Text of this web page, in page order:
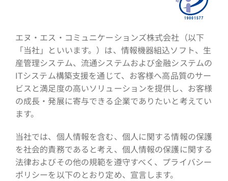
エヌ・エス・コミュニケーションズ株式会社（以下
「当社」といいます。）は、情報機器組込ソフト、生
産管理システム、流通システムおよび金融システムの
ITシステム構築支援を通じて、お客様へ高品質のサー
ビスと満足度の高いソリューションを提供し、お客様
の成長・発展に寄与できる企業でありたいと考えてい
ます。
当社では、個人情報を含む、個人に関する情報の保護
を社会的責務であると考え、個人情報の保護に関する
法律およびその他の規範を遵守すべく、プライバシー
ポリシーを以下のとおり定め、宣言します。